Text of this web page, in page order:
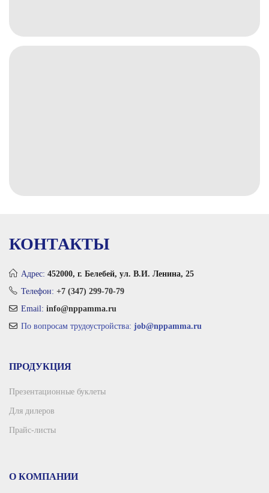
КОНТАКТЫ
Адрес: 452000, г. Белебей, ул. В.И. Ленина, 25
Телефон: +7 (347) 299-70-79
Email: info@nppamma.ru
По вопросам трудоустройства: job@nppamma.ru
ПРОДУКЦИЯ
Презентационные буклеты
Для дилеров
Прайс-листы
О КОМПАНИИ